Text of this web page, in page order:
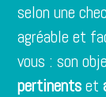
selon une
agréable et
vous : son
pertinentset